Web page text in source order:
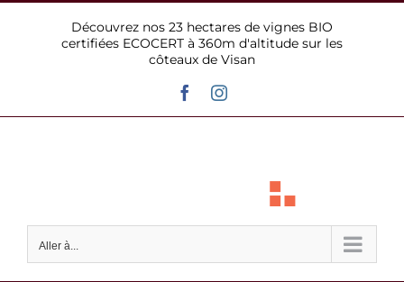
Découvrez nos 23 hectares de vignes BIO
certifiées ECOCERT à 360m d'altitude sur les
côteaux de Visan
FacebookInstagram
Aller à...